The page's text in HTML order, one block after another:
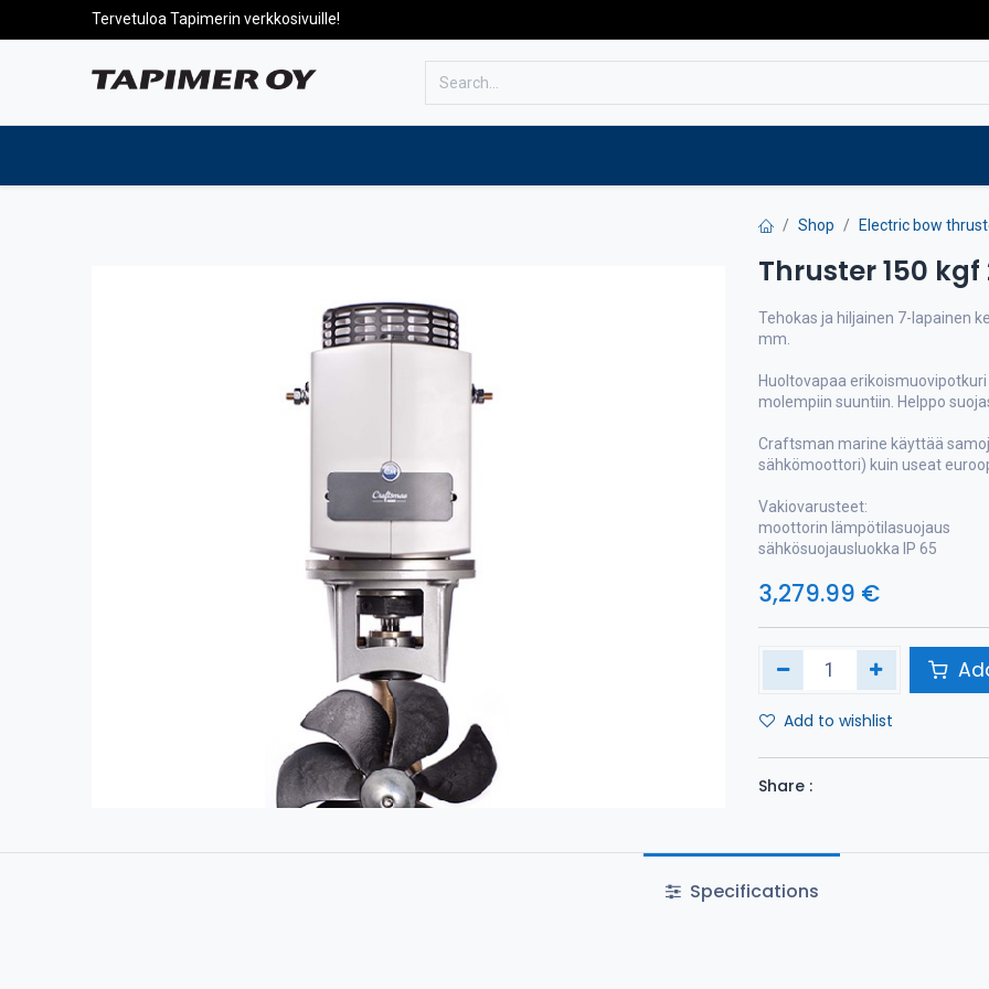
Tervetuloa Tapimerin verkkosivuille!
Shop Electric bow
Thruster 150 kgf
Tehokas ja hiljainen 7-lapainen
mm.
Huoltovapaa
molempiin suuntiin. Helppo
Craftsman marine käyttää
sähkömoottori) kuin useat
Vakiovarusteet:
moottorin lämpötilasuojaus
sähkösuojausluokka IP 65
3,279.99 €
Add to wishlist
Share :
Specifications